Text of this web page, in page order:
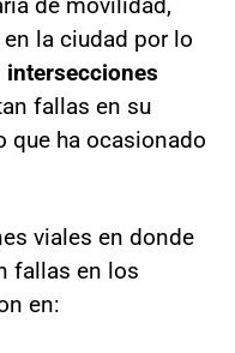
en la ciudad por lo
intersecciones
fallas en su
que ha ocasionado
viales en donde
fallas en los
en: